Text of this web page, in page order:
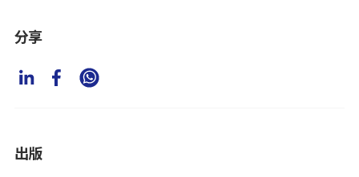
分享
出版